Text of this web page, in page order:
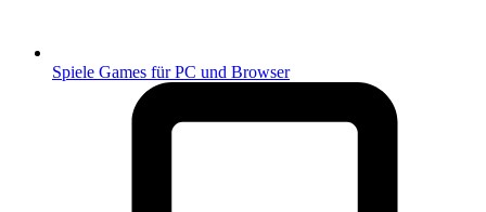
Spiele Games für PC und Browser